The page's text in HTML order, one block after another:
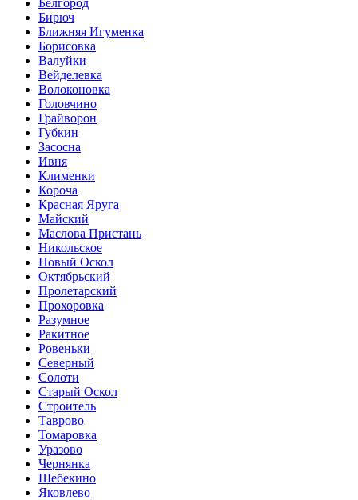
Бирюч
Ближняя Игуменка
Борисовка
Валуйки
Вейделевка
Волоконовка
Головчино
Грайворон
Губкин
Засосна
Ивня
Клименки
Короча
Красная Яруга
Майский
Маслова Пристань
Никольское
Новый Оскол
Октябрьский
Пролетарский
Прохоровка
Разумное
Ракитное
Ровеньки
Северный
Солоти
Старый Оскол
Строитель
Таврово
Томаровка
Уразово
Чернянка
Шебекино
Яковлево